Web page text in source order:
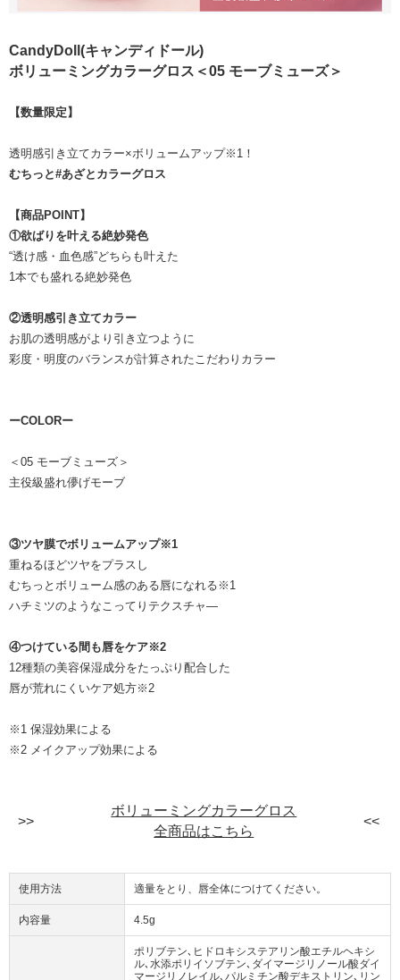
CandyDoll(キャンディドール)
ボリューミングカラーグロス＜05 モーブミューズ＞
【数量限定】
透明感引き立てカラー×ボリュームアップ※1！
むちっと#あざとカラーグロス
【商品POINT】
①欲ばりを叶える絶妙発色
“透け感・血色感”どちらも叶えた
1本でも盛れる絶妙発色
②透明感引き立てカラー
お肌の透明感がより引き立つように
彩度・明度のバランスが計算されたこだわりカラー
ーCOLORー
＜05 モーブミューズ＞
主役級盛れ儚げモーブ
③ツヤ膜でボリュームアップ※1
重ねるほどツヤをプラスし
むちっとボリューム感のある唇になれる※1
ハチミツのようなこってりテクスチャ―
④つけている間も唇をケア※2
12種類の美容保湿成分をたっぷり配合した
唇が荒れにくいケア処方※2
※1 保湿効果による
※2 メイクアップ効果による
ボリューミングカラーグロス
全商品はこちら
使用方法 適量をとり、唇全体につけてください。
内容量 4.5g
ポリブテン､ヒドロキシステアリン酸エチルヘキシ
ル､水添ポリイソブテン､ダイマージリノール酸ダイ
マージリノレイル､パルミチン酸デキストリン､リン